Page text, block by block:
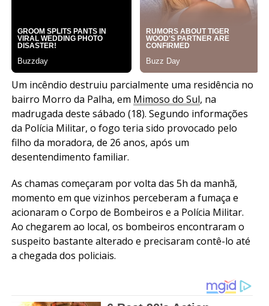
Um incêndio destruiu parcialmente uma residência no
bairro Morro da Palha, em Mimoso do Sul, na
madrugada deste sábado (18). Segundo informações
da Polícia Militar, o fogo teria sido provocado pelo
filho da moradora, de 26 anos, após um
desentendimento familiar.
As chamas começaram por volta das 5h da manhã,
momento em que vizinhos perceberam a fumaça e
acionaram o Corpo de Bombeiros e a Polícia Militar.
Ao chegarem ao local, os bombeiros encontraram o
suspeito bastante alterado e precisaram contê-lo até
a chegada dos policiais.